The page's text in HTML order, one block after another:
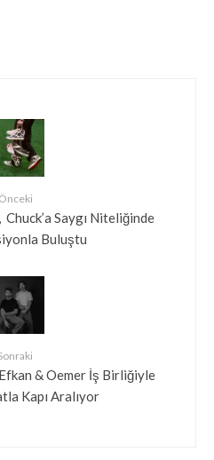
Önceki
Saygı Niteliğinde
Buluştu
& Oemer İş Birliğiyle
Kapı Aralıyor